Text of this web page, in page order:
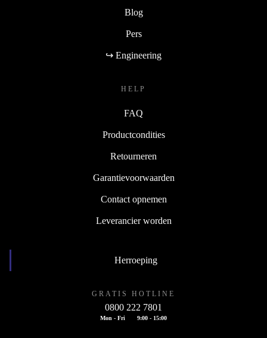
Blog
Pers
↪ Engineering
HELP
FAQ
Productcondities
Retourneren
Garantievoorwaarden
Contact opnemen
Leverancier worden
Herroeping
GRATIS HOTLINE
0800 222 7801
Mon - Fri 9:00 - 15:00